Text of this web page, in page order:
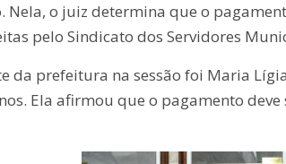
Nela, o juiz determina que o
pelo Sindicato dos Servidores
da prefeitura na sessão foi Maria
Ela afirmou que o pagamento